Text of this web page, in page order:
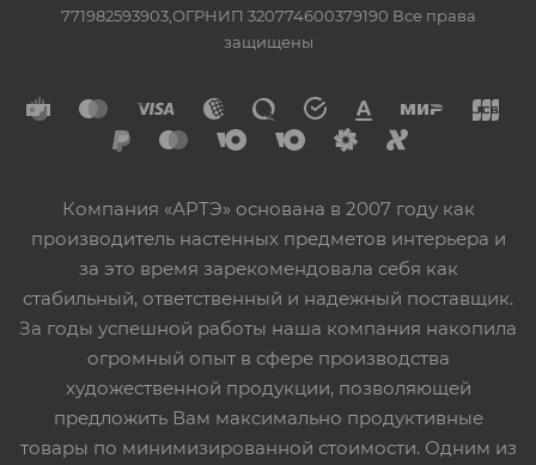
771982593903,ОГРНИП 320774600379190 Все права
защищены
Компания «АРТЭ» основана в 2007 году как
производитель настенных предметов интерьера и
за это время зарекомендовала себя как
стабильный, ответственный и надежный поставщик.
За годы успешной работы наша компания накопила
огромный опыт в сфере производства
художественной продукции, позволяющей
предложить Вам максимально продуктивные
товары по минимизированной стоимости. Одним из